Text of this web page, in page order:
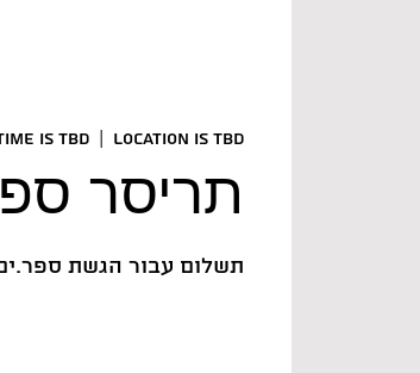
is TBD
  |
Location is TBD
תריסר